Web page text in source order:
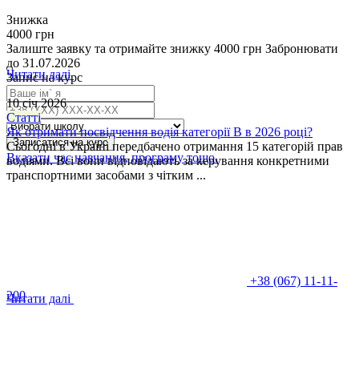
Читати далі
10 січ 2026
Статті
Як отримати посвідчення водія категорії В в 2026 році?
Сьогодні в Україні передбачено отримання 15 категорій прав
водіями. Всі вони відповідають за керування конкретними
транспортними засобами з чітким ...
Читати далі
Знижка
4000 грн
Залиште заявку та отримайте знижку 4000 грн Забронювати
до 31.07.2026
Запис на курс
Записатися на курс
Вказати час навчання, програму тощо.
+38 (067) 11-11-
200